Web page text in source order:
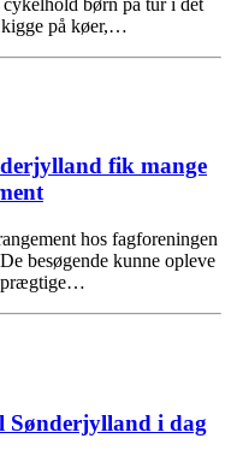
på køer,…
fik mange
hos fagforeningen
besøgende kunne opleve
prægtige…
Sønderjylland i dag